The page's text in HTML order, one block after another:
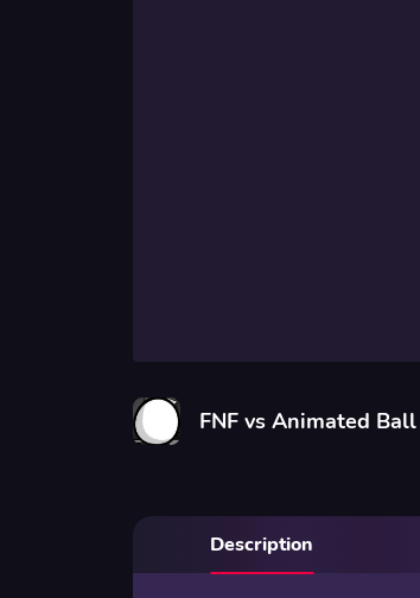
FNF vs Animated Ball
Description